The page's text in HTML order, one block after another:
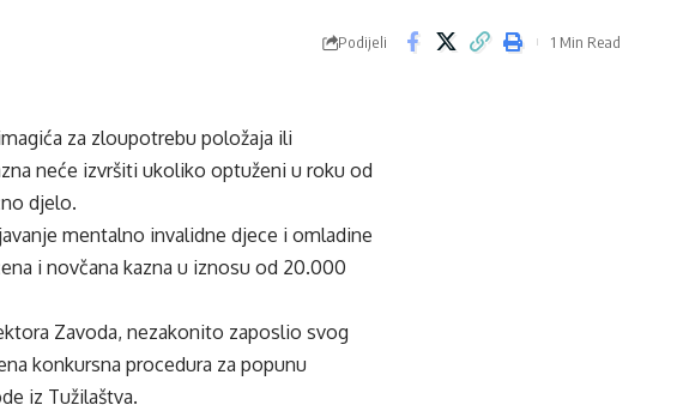
Podijeli 1 Min Read
za zloupotrebu položaja ili
neće izvršiti ukoliko optuženi u roku od
djelo.
mentalno invalidne djece i omladine
i novčana kazna u iznosu od 20.000
Zavoda, nezakonito zaposlio svog
konkursna procedura za popunu
iz Tužilaštva.